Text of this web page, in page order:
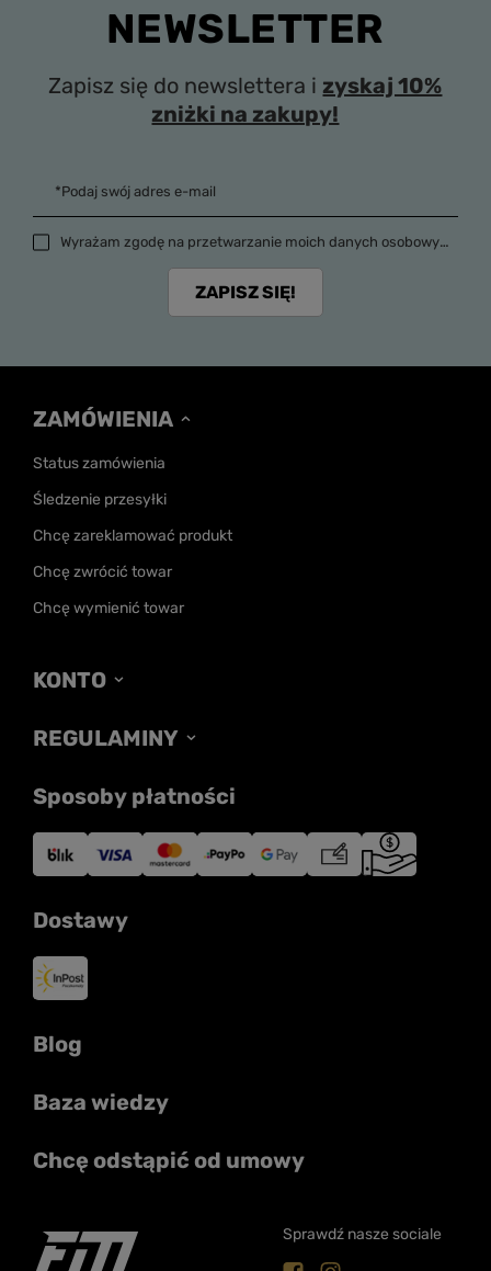
NEWSLETTER
Zapisz się do newslettera i zyskaj 10%
zniżki na zakupy!
*Podaj swój adres e-mail
Wyrażam zgodę na przetwarzanie moich danych osobowych (adres e-mail) na potrzeby wysyłki newslettera z informacją handlową (marketing). Więcej w
ZAPISZ SIĘ!
ZAMÓWIENIA
Status zamówienia
Śledzenie przesyłki
Chcę zareklamować produkt
Chcę zwrócić towar
Chcę wymienić towar
KONTO
REGULAMINY
Sprawdź nasze sociale
Sposoby płatności
Dostawy
Blog
Baza wiedzy
Chcę odstąpić od umowy